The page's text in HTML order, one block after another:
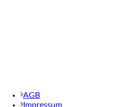
AGB
Impressum